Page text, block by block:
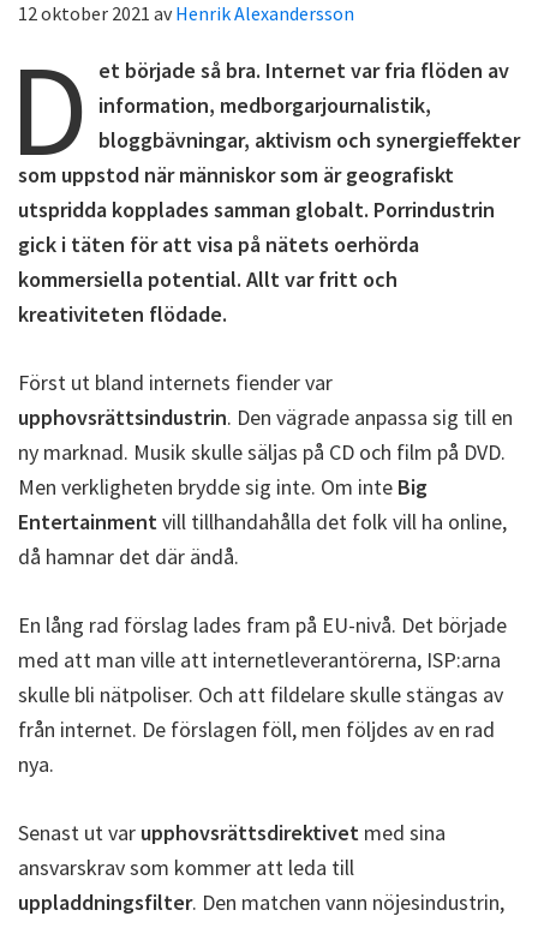
12 oktober 2021 avHenrik Alexandersson
D
et började så bra. Internet var fria flöden av
information, medborgarjournalistik,
bloggbävningar, aktivism och synergieffekter
som uppstod när människor som är geografiskt
utspridda kopplades samman globalt. Porrindustrin
gick i täten för att visa på nätets oerhörda
kommersiella potential. Allt var fritt och
kreativiteten flödade.
Först ut bland internets fiender var
upphovsrättsindustrin. Den vägrade anpassa sig till en
ny marknad. Musik skulle säljas på CD och film på DVD.
Men verkligheten brydde sig inte. Om inte Big
Entertainmentvill tillhandahålla det folk vill ha online,
då hamnar det där ändå.
En lång rad förslag lades fram på EU-nivå. Det började
med att man ville att internetleverantörerna, ISP:arna
skulle bli nätpoliser. Och att fildelare skulle stängas av
från internet. De förslagen föll, men följdes av en rad
nya.
Senast ut var upphovsrättsdirektivet med sina
ansvarskrav som kommer att leda till
uppladdningsfilter. Den matchen vann nöjesindustrin,